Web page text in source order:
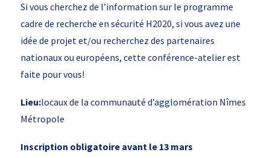
Si vous cherchez de l’information sur le programme
cadre de recherche en sécurité H2020, si vous avez une
idée de projet et/ou recherchez des partenaires
nationaux ou européens, cette conférence-atelier est
faite pour vous!
Lieu:locaux de la communauté d’agglomération Nîmes
Métropole
Inscription obligatoire avant le 13 mars